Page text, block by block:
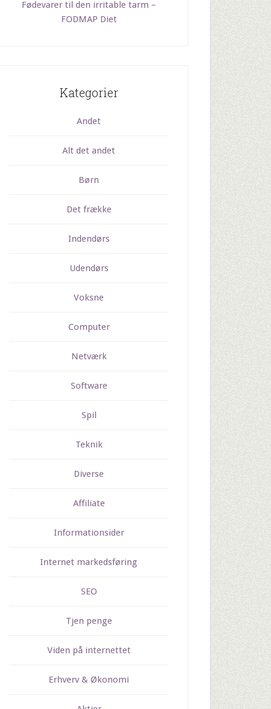
Fødevarer til den irritable tarm –
FODMAP Diet
Kategorier
Andet
Alt det andet
Børn
Det frække
Indendørs
Udendørs
Voksne
Computer
Netværk
Software
Spil
Teknik
Diverse
Affiliate
Informationsider
Internet markedsføring
SEO
Tjen penge
Viden på internettet
Erhverv & Økonomi